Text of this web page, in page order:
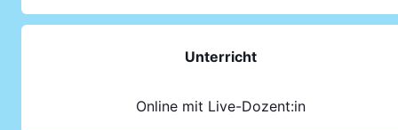
Unterricht
Online mit Live-Dozent:in